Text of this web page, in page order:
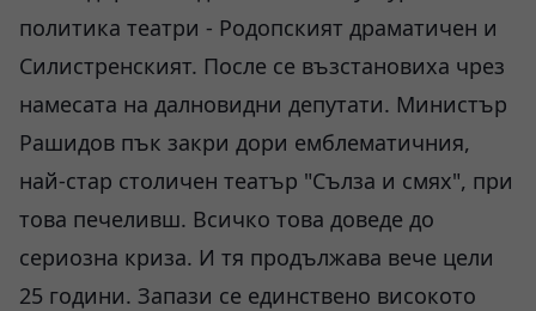
политика театри - Родопският драматичен и
Силистренският. После се възстановиха чрез
намесата на далновидни депутати. Министър
Рашидов пък закри дори емблематичния,
най-стар столичен театър "Сълза и смях", при
това печеливш. Всичко това доведе до
сериозна криза. И тя продължава вече цели
25 години. Запази се единствено високото